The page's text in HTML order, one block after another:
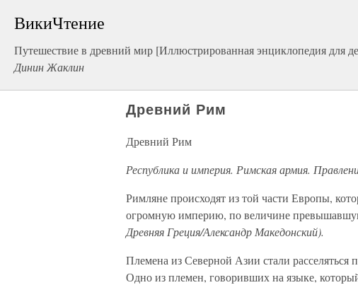
ВикиЧтение
Путешествие в древний мир [Иллюстрированная энциклопедия для
Динин Жаклин
Древний Рим
Древний Рим
Республика и империя. Римская армия.
Римляне происходят из той части Европы,
огромную империю, по величине
Древняя Греция/Александр Македонский).
Племена из Северной Азии стали
Одно из племен, говоривших на языке,